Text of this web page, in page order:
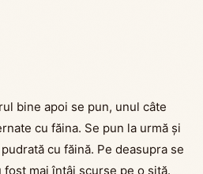
bine apoi se pun, unul câte
cu făina. Se pun la urmă și
cu făină. Pe deasupra se
mai întâi scurse pe o sită.